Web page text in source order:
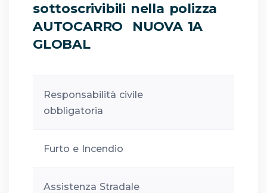
sottoscrivibili nella polizza
AUTOCARRO NUOVA 1A
GLOBAL
Responsabilità civile
obbligatoria
Furto e Incendio
Assistenza Stradale